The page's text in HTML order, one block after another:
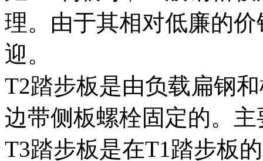
理。由于其相对低廉的
迎。
T2踏步板是由负载扁钢
边带侧板螺栓固定的。
T3踏步板是在T1踏步板